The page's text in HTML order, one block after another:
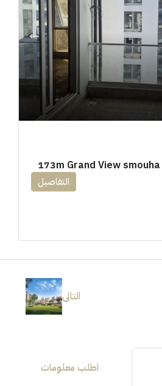
التفاصيل
التالى
اطلب معلومات